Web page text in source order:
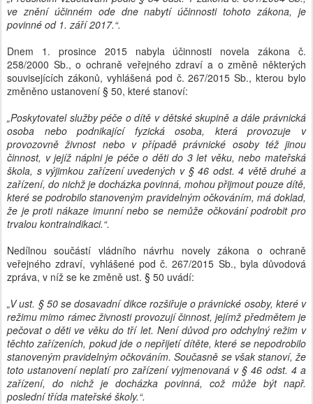
ve znění účinném ode dne nabytí účinnosti tohoto zákona, je
povinné od 1. září 2017.“.
Dnem 1. prosince 2015 nabyla účinnosti novela zákona č.
258/2000 Sb., o ochraně veřejného zdraví a o změně některých
souvisejících zákonů, vyhlášená pod č. 267/2015 Sb., kterou bylo
změněno ustanovení § 50, které stanoví:
„Poskytovatel služby péče o dítě v dětské skupině a dále právnická
osoba nebo podnikající fyzická osoba, která provozuje v
provozovně živnost nebo v případě právnické osoby též jinou
činnost, v jejíž náplni je péče o děti do 3 let věku, nebo mateřská
škola, s výjimkou zařízení uvedených v § 46 odst. 4 větě druhé a
zařízení, do nichž je docházka povinná, mohou přijmout pouze dítě,
které se podrobilo stanoveným pravidelným očkováním, má doklad,
že je proti nákaze imunní nebo se nemůže očkování podrobit pro
trvalou kontraindikaci.“.
Nedílnou součástí vládního návrhu novely zákona o ochraně
veřejného zdraví, vyhlášené pod č. 267/2015 Sb., byla důvodová
zpráva, v níž se ke změně ust. § 50 uvádí:
„V ust. § 50 se dosavadní dikce rozšiřuje o právnické osoby, které v
režimu mimo rámec živnosti provozují činnost, jejímž předmětem je
pečovat o děti ve věku do tří let. Není důvod pro odchylný režim v
těchto zařízeních, pokud jde o nepřijetí dítěte, které se nepodrobilo
stanoveným pravidelným očkováním. Současně se však stanoví, že
toto ustanovení neplatí pro zařízení vyjmenovaná v § 46 odst. 4 a
zařízení, do nichž je docházka povinná, což může být např.
poslední třída mateřské školy.“.